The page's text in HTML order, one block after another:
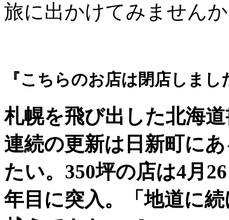
旅に出かけてみません
『こちらのお店は閉店しまし
札幌を飛び出した北海
連続の更新は日新町に
たい。350坪の店は4月
年目に突入。「地道に